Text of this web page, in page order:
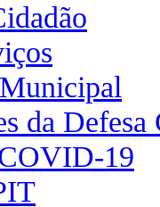
da
19